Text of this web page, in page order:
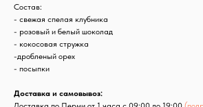
Состав:
- свежая спелая клубника
- розовый и белый шоколад
- кокосовая стружка
-дробленый орех
- посыпки
Доставка и самовывоз: